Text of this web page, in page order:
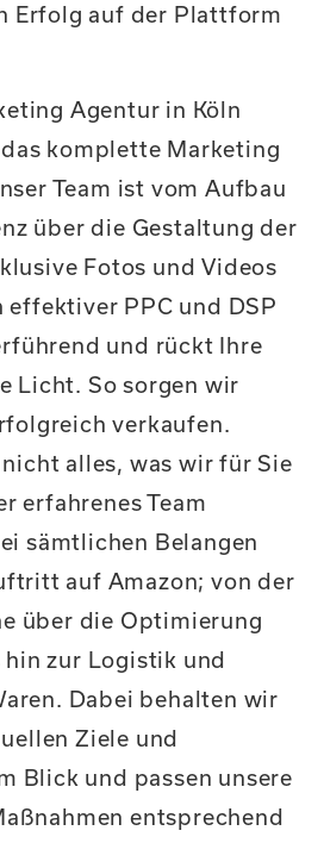
Erfolg auf der Plattform
Agentur in Köln
komplette Marketing
Team ist vom Aufbau
über die Gestaltung der
Fotos und Videos
effektiver PPC und DSP
und rückt Ihre
Licht. So sorgen wir
verkaufen.
alles, was wir für Sie
erfahrenes Team
sämtlichen Belangen
auf Amazon; von der
über die Optimierung
hin zur Logistik und
Dabei behalten wir
Ziele und
Blick und passen unsere
entsprechend